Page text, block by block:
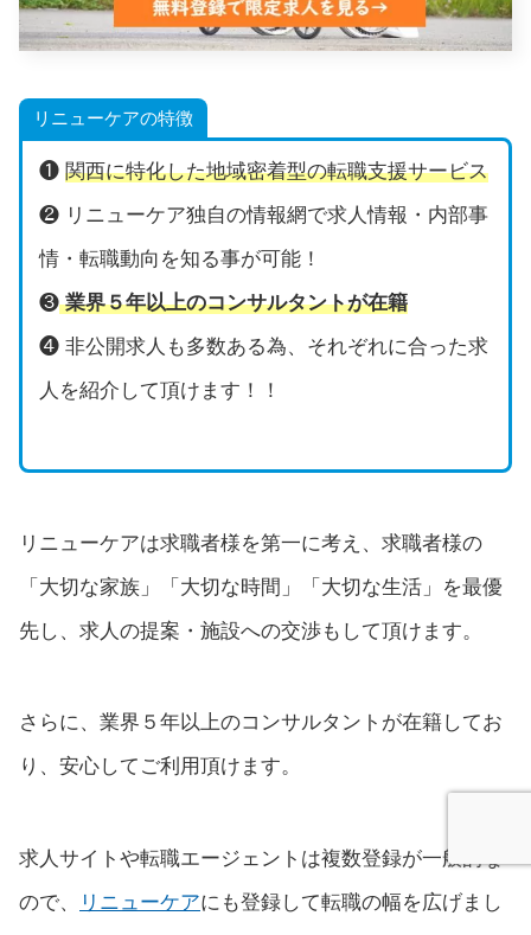
リニューケアの特徴
❶ 関西に特化した地域密着型の転職支援サービス
❷ リニューケア独自の情報網で求人情報・内部事
情・転職動向を知る事が可能！
❸ 業界５年以上のコンサルタントが在籍
❹ 非公開求人も多数ある為、それぞれに合った求
人を紹介して頂けます！！
リニューケアは求職者様を第一に考え、求職者様の
「大切な家族」「大切な時間」「大切な生活」を最優
先し、求人の提案・施設への交渉もして頂けます。
さらに、業界５年以上のコンサルタントが在籍してお
り、安心してご利用頂けます。
求人サイトや転職エージェントは複数登録が一般的な
ので、
リニューケアにも登録して転職の幅を広げまし